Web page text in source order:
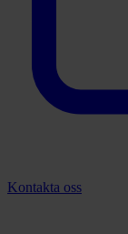
Kontakta oss